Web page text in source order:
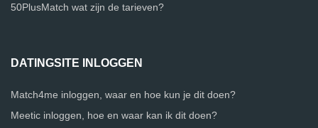
50PlusMatch wat zijn de tarieven?
DATINGSITE INLOGGEN
Match4me inloggen, waar en hoe kun je dit doen?
Meetic inloggen, hoe en waar kan ik dit doen?